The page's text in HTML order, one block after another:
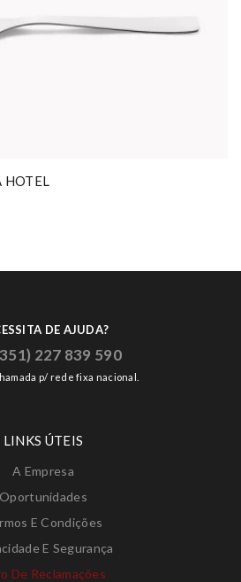
HOTEL
DE AJUDA?
227 839 590
p/ rede fixa nacional.
LINKS ÚTEIS
A Empresa
Oportunidades
E Condições
E Segurança
De Reclamações